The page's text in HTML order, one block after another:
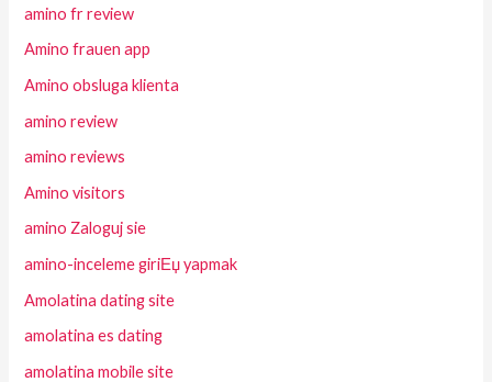
amino fr review
Amino frauen app
Amino obsluga klienta
amino review
amino reviews
Amino visitors
amino Zaloguj sie
amino-inceleme giriЕџ yapmak
Amolatina dating site
amolatina es dating
amolatina mobile site